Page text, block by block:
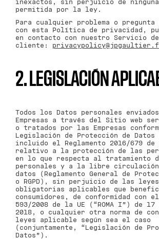
inexactos, sin perjuicio de
permitida por la ley.
Para cualquier problema o pregunta
con esta Política de privacidad,
en contacto con nuestro Servicio
cliente:
2. LEGISLACIÓN
Todos los Datos personales
Empresas a través del Sitio web
o tratados por las Empresas
Legislación de Protección de
incluido el Reglamento 2016/679 de
relativo a la protección de las
en lo que respecta al tratamiento
personales y a la libre circulación
datos (Reglamento General de
o RGPD), sin perjuicio de las
obligatorias aplicables que
consumidores, de conformidad con el
593/2008 de la UE (“ROMA I”) de
2018, o cualquier otra norma de
leyes aplicable según sea el caso
(conjuntamente, “Legislación de
Datos”).